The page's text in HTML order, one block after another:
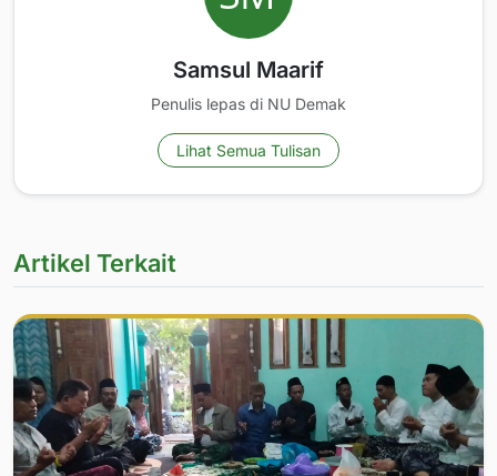
Samsul Maarif
Penulis lepas di NU Demak
Lihat Semua Tulisan
Artikel Terkait